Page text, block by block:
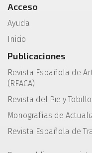
Acceso
Ayuda
Inicio
Publicaciones
Revista Española de
(REACA)
Revista del Pie y Tobillo
Monografías de
Revista Española de